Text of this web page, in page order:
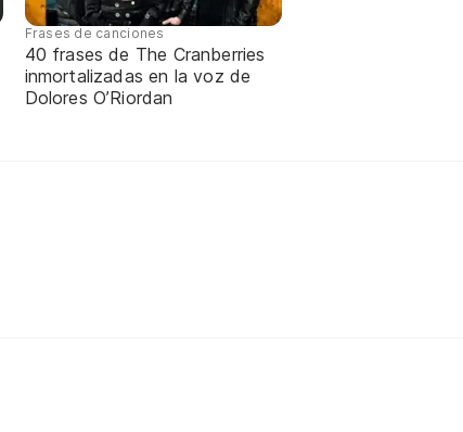
Frases de canciones
40 frases de The Cranberries
inmortalizadas en la voz de
Dolores O’Riordan